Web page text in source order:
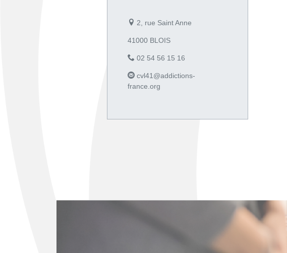
2, rue Saint Anne
41000 BLOIS
02 54 56 15 16
cvl41@addictions-
france.org